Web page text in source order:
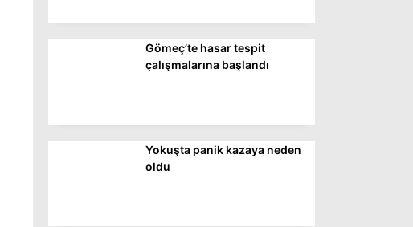
EKONOMİ
SPOR
DİĞER
Gömeç’te hasar tespit
çalışmalarına başlandı
Yokuşta panik kazaya neden
oldu